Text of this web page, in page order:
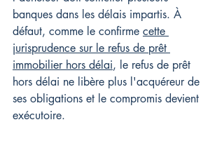
banques dans les délais impartis. À
défaut, comme le confirme cette
jurisprudence sur le refus de prêt
immobilier hors délai, le refus de prêt
hors délai ne libère plus l'acquéreur de
ses obligations et le compromis devient
exécutoire.